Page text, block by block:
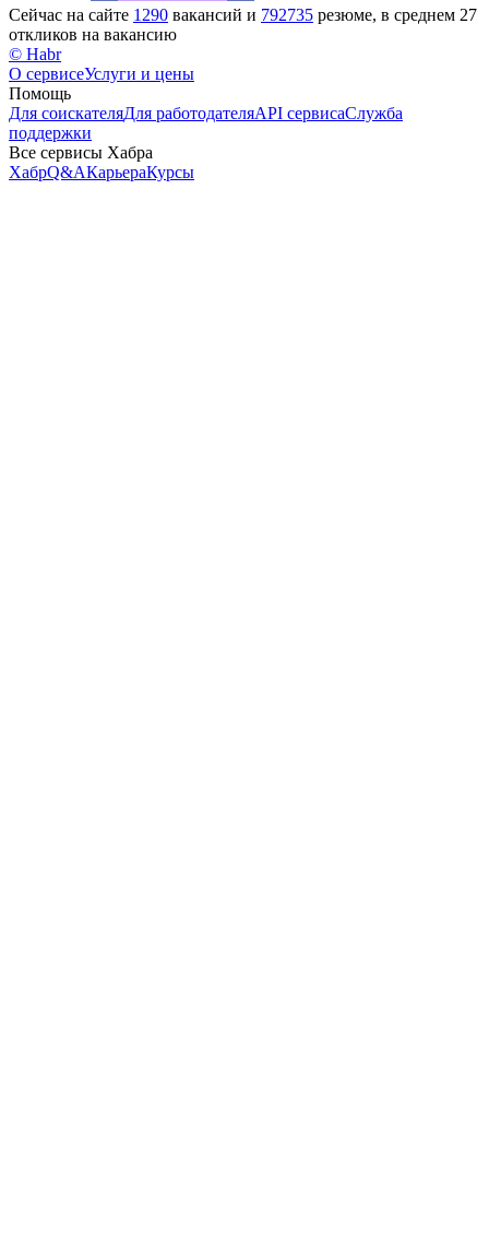
Сейчас на сайте 1290 вакансий и 792735 резюме, в среднем 27
откликов на вакансию
© Habr
О сервисеУслуги и цены
Помощь
Для соискателяДля работодателяAPI сервисаСлужба
поддержки
Все сервисы Хабра
ХабрQ&AКарьераКурсы